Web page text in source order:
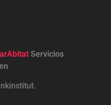
Servicios